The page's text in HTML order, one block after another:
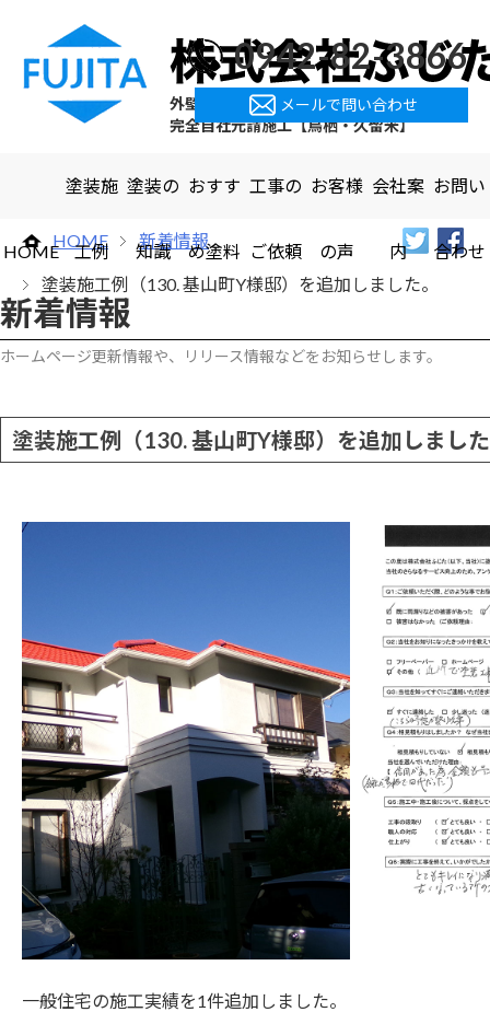
外壁塗装・屋根塗装・屋上防水
完全自社元請施工【鳥栖・久留米】
0942-82-3866
メールで問い合わせ
HOME
塗装施
工例
塗装の
知識
おすす
め塗料
工事の
ご依頼
お客様
の声
会社案
内
お問い
合わせ
HOME 新着情報
塗装施工例（130. 基山町Y様邸）を追加しました。
新着情報
ホームページ更新情報や、リリース情報などをお知らせします。
塗装施工例（130. 基山町Y様邸）を追加しまし
一般住宅の施工実績を1件追加しました。